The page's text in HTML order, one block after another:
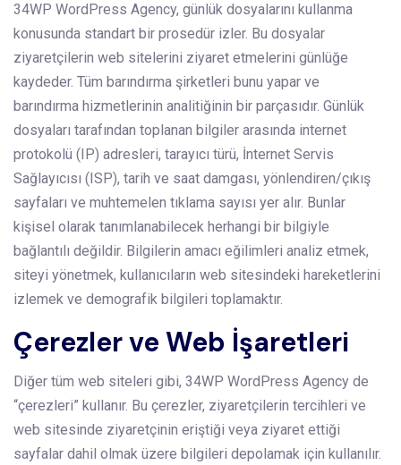
34WP WordPress Agency, günlük dosyalarını kullanma
konusunda standart bir prosedür izler. Bu dosyalar
ziyaretçilerin web sitelerini ziyaret etmelerini günlüğe
kaydeder. Tüm barındırma şirketleri bunu yapar ve
barındırma hizmetlerinin analitiğinin bir parçasıdır. Günlük
dosyaları tarafından toplanan bilgiler arasında internet
protokolü (IP) adresleri, tarayıcı türü, İnternet Servis
Sağlayıcısı (ISP), tarih ve saat damgası, yönlendiren/çıkış
sayfaları ve muhtemelen tıklama sayısı yer alır. Bunlar
kişisel olarak tanımlanabilecek herhangi bir bilgiyle
bağlantılı değildir. Bilgilerin amacı eğilimleri analiz etmek,
siteyi yönetmek, kullanıcıların web sitesindeki hareketlerini
izlemek ve demografik bilgileri toplamaktır.
Çerezler ve Web İşaretleri
Diğer tüm web siteleri gibi, 34WP WordPress Agency de
“çerezleri” kullanır. Bu çerezler, ziyaretçilerin tercihleri ve
web sitesinde ziyaretçinin eriştiği veya ziyaret ettiği
sayfalar dahil olmak üzere bilgileri depolamak için kullanılır.